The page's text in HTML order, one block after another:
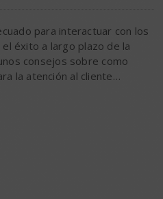
para interactuar con los
éxito a largo plazo de la
consejos sobre como
la atención al cliente…